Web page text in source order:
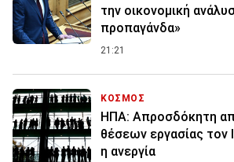
την οικονομική
προπαγάνδα»
21:21
ΚΟΣΜΟΣ
ΗΠΑ: Απροσδόκητη
θέσεων εργασίας τον
η ανεργία